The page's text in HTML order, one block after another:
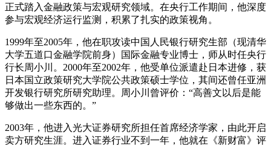
正式踏入金融政策与宏观研究领域。在央行工作期间，他深度
参与宏观经济运行监测，积累了扎实的政策视角。
1999年至2005年，他在职攻读中国人民银行研究生部（现清华
大学五道口金融学院前身）国际金融专业博士，师从时任央行
行长周小川。2000年至2002年，他受单位派遣赴日本进修，获
日本国立政策研究大学院公共政策硕士学位，其间还曾任亚洲
开发银行研究所研究助理。周小川曾评价：“高善文以后是能
够做出一些东西的。”
2003年，他进入光大证券研究所担任首席经济学家，由此开启
卖方研究生涯。进入证券行业不到一年，他就在《新财富》评